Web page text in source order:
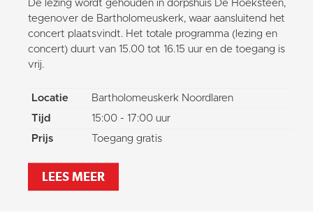
De lezing wordt gehouden in dorpshuis De Hoeksteen,
tegenover de Bartholomeuskerk, waar aansluitend het
concert plaatsvindt. Het totale programma (lezing en
concert) duurt van 15.00 tot 16.15 uur en de toegang is
vrij.
Locatie
Bartholomeuskerk Noordlaren
Tijd
15:00 - 17:00 uur
Prijs
Toegang gratis
LEES MEER